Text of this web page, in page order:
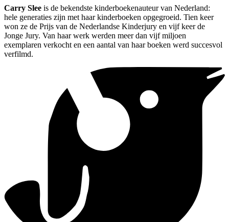
Carry Slee is de bekendste kinderboekenauteur van Nederland:
hele generaties zijn met haar kinderboeken opgegroeid. Tien keer
won ze de Prijs van de Nederlandse Kinderjury en vijf keer de
Jonge Jury. Van haar werk werden meer dan vijf miljoen
exemplaren verkocht en een aantal van haar boeken werd succesvol
verfilmd.